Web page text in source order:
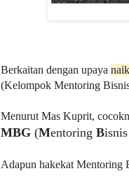
Berkaitan dengan upaya
(Kelompok Mentoring
Menurut Mas Kuprit,
MBG (Mentoring Bisnis
Adapun hakekat Mentoring